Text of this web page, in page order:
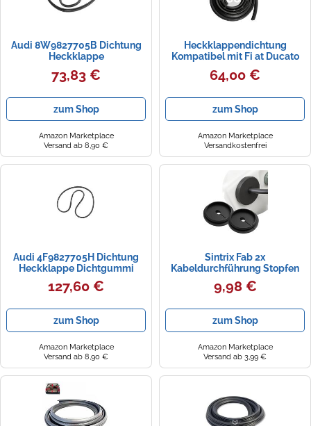
Audi 8W9827705B Dichtung
Heckklappe
Kofferraumdichtung
Dichtgummi Kofferraum
Gummidichtung *** nur für
Avant ***
73,83 €
zum Shop
Amazon Marketplace
Versand ab 8,90 €
Heckklappendichtung
Kompatibel mit Fi at Ducato
Dichtung Heckklappe
Gummidichtung Bus Kasten
64,00 €
zum Shop
Amazon Marketplace
Versandkostenfrei
Audi 4F9827705H Dichtung
Heckklappe Dichtgummi
Kofferraumklappe, für A6 (C6
4F) Avant
127,60 €
zum Shop
Amazon Marketplace
Versand ab 8,90 €
Sintrix Fab 2x
Kabeldurchführung Stopfen
Dichtung Ø 35 mm - passend
für Audi 80 100 A4 B5 A6 C4
elastische Gummitülle
kompatibel mit 893862113 /
893971726A (Für Ø ca. 35 mm)
9,98 €
zum Shop
Amazon Marketplace
Versand ab 3,99 €